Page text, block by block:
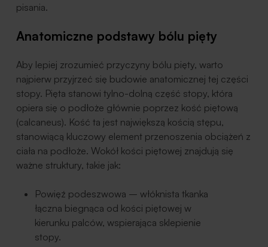
pisania.
Anatomiczne podstawy bólu pięty
Aby lepiej zrozumieć przyczyny bólu pięty, warto
najpierw przyjrzeć się budowie anatomicznej tej części
stopy. Pięta stanowi tylno-dolną część stopy, która
opiera się o podłoże głównie poprzez kość piętową
(calcaneus). Kość ta jest największą kością stępu,
stanowiącą kluczowy element przenoszenia obciążeń z
ciała na podłoże. Wokół kości piętowej znajdują się
ważne struktury, takie jak:
Powięź podeszwowa – włóknista tkanka
łączna biegnąca od kości piętowej w
kierunku palców, wspierająca sklepienie
stopy.